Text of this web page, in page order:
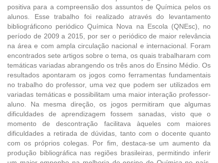
positiva para a compreensão dos assuntos de Química pelos os
alunos. Esse trabalho foi realizado através do levantamento
bibliográficono periódico Química Nova na Escola (QNEsc), no
período de 2009 a 2015, por ser o periódico de maior relevância
na área e com ampla circulação nacional e internacional. Foram
encontrados sete artigos sobre o tema, os quais trabalharam com
temáticas variadas abrangendo os três anos do Ensino Médio. Os
resultados apontaram os jogos como ferramentas fundamentais
no trabalho do professor, uma vez que podem ser utilizados em
variadas temáticas e possibilitam uma maior interação professor-
aluno. Na mesma direção, os jogos permitiram que algumas
dificuldades de aprendizagem fossem sanadas, visto que o
momento de descontração facilitava àqueles com maiores
dificuldades a retirada de dúvidas, tanto com o docente quanto
com os próprios colegas. Por fim, destaca-se um aumento da
produção bibliográfica nas regiões brasileiras, permitindo inferir